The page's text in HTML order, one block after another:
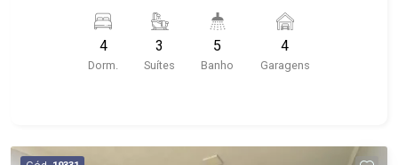
planejada; - piscina; - sala de estar; - sala 3
ambientes; - 5 banheiros planejados com box e
espelho; - condomínio com ronda motorizada,
4
Dorm.
3
Suítes
5
Banho
4
Garagens